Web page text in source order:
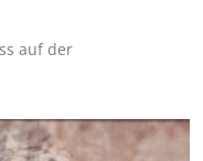
auf der